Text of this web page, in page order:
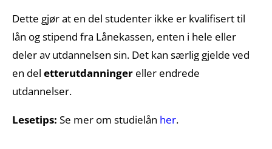
Dette gjør at en del studenter ikke er kvalifisert til
lån og stipend fra Lånekassen, enten i hele eller
deler av utdannelsen sin. Det kan særlig gjelde ved
en deletterutdanninger eller endrede
utdannelser.
Lesetips: Se mer om studielån her.